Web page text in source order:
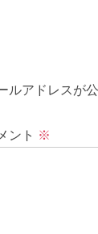
ルアドレスが
ント ※